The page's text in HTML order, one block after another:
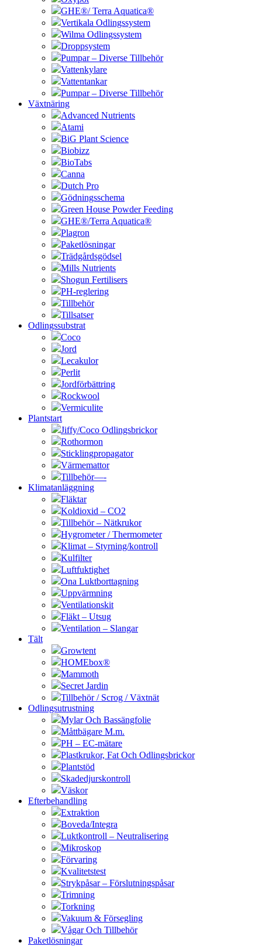
GHE®/ Terra Aquatica®
Vertikala Odlingssystem
Wilma Odlingssystem
Droppsystem
Pumpar – Diverse Tillbehör
Vattenkylare
Vattentankar
Pumpar – Diverse Tillbehör
Växtnäring
Advanced Nutrients
Atami
BiG Plant Science
Biobizz
BioTabs
Canna
Dutch Pro
Gödningsschema
Green House Powder Feeding
GHE®/Terra Aquatica®
Plagron
Paketlösningar
Trädgårdsgödsel
Mills Nutrients
Shogun Fertilisers
PH-reglering
Tillbehör
Tillsatser
Odlingssubstrat
Coco
Jord
Lecakulor
Perlit
Jordförbättring
Rockwool
Vermiculite
Plantstart
Jiffy/Coco Odlingsbrickor
Rothormon
Sticklingpropagator
Värmemattor
Tillbehör—-
Klimatanläggning
Fläktar
Koldioxid – CO2
Tillbehör – Nätkrukor
Hygrometer / Thermometer
Klimat – Styrning/kontroll
Kulfilter
Luftfuktighet
Ona Luktborttagning
Uppvärmning
Ventilationskit
Fläkt – Utsug
Ventilation – Slangar
Tält
Growtent
HOMEbox®
Mammoth
Secret Jardin
Tillbehör / Scrog / Växtnät
Odlingsutrustning
Mylar Och Bassängfolie
Måttbägare M.m.
PH – EC-mätare
Plastkrukor, Fat Och Odlingsbrickor
Plantstöd
Skadedjurskontroll
Väskor
Efterbehandling
Extraktion
Boveda/Integra
Luktkontroll – Neutralisering
Mikroskop
Förvaring
Kvalitetstest
Strykpåsar – Förslutningspåsar
Trimning
Torkning
Vakuum & Försegling
Vågar Och Tillbehör
Paketlösningar